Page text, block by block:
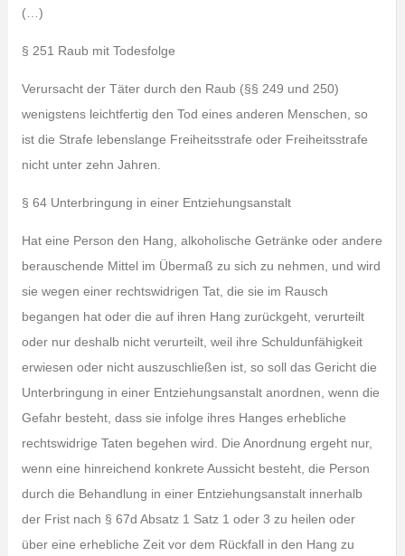
(…)
§ 251 Raub mit Todesfolge
Verursacht der Täter durch den Raub (§§ 249 und 250)
wenigstens leichtfertig den Tod eines anderen Menschen, so
ist die Strafe lebenslange Freiheitsstrafe oder Freiheitsstrafe
nicht unter zehn Jahren.
§ 64 Unterbringung in einer Entziehungsanstalt
Hat eine Person den Hang, alkoholische Getränke oder andere
berauschende Mittel im Übermaß zu sich zu nehmen, und wird
sie wegen einer rechtswidrigen Tat, die sie im Rausch
begangen hat oder die auf ihren Hang zurückgeht, verurteilt
oder nur deshalb nicht verurteilt, weil ihre Schuldunfähigkeit
erwiesen oder nicht auszuschließen ist, so soll das Gericht die
Unterbringung in einer Entziehungsanstalt anordnen, wenn die
Gefahr besteht, dass sie infolge ihres Hanges erhebliche
rechtswidrige Taten begehen wird. Die Anordnung ergeht nur,
wenn eine hinreichend konkrete Aussicht besteht, die Person
durch die Behandlung in einer Entziehungsanstalt innerhalb
der Frist nach § 67d Absatz 1 Satz 1 oder 3 zu heilen oder
über eine erhebliche Zeit vor dem Rückfall in den Hang zu